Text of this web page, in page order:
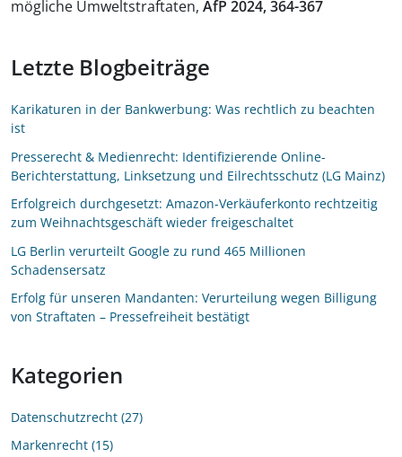
mögliche Umweltstraftaten, AfP 2024, 364-367
Letzte Blogbeiträge
Karikaturen in der Bankwerbung: Was rechtlich zu beachten
ist
Presserecht & Medienrecht: Identifizierende Online-
Berichterstattung, Linksetzung und Eilrechtsschutz (LG Mainz)
Erfolgreich durchgesetzt: Amazon-Verkäuferkonto rechtzeitig
zum Weihnachtsgeschäft wieder freigeschaltet
LG Berlin verurteilt Google zu rund 465 Millionen
Schadensersatz
Erfolg für unseren Mandanten: Verurteilung wegen Billigung
von Straftaten – Pressefreiheit bestätigt
Kategorien
Datenschutzrecht 27
Markenrecht 15